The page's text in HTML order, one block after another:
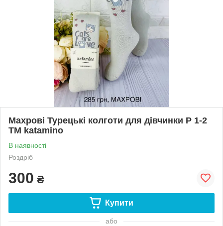
Махрові Турецькі колготи для дівчинки Р 1-2
ТМ katamino
В наявності
Роздріб
300 ₴
Купити
або